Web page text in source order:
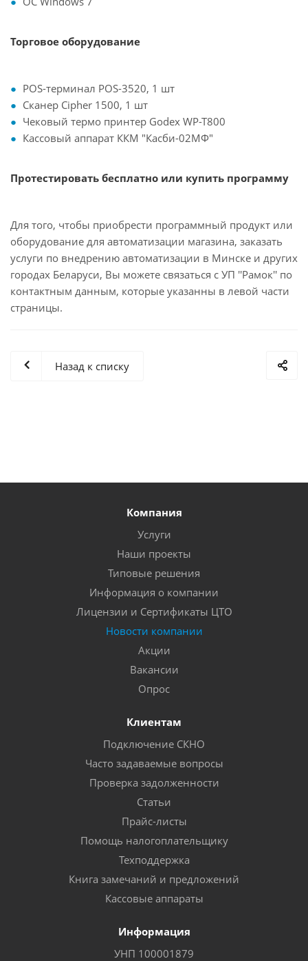
Торговое оборудование
POS-терминал POS-3520, 1 шт
Сканер Cipher 1500, 1 шт
Чековый термо принтер Godex WP-T800
Кассовый аппарат ККМ "Касби-02МФ"
Протестировать бесплатно или купить программу
Для того, чтобы приобрести программный продукт или
оборудование для автоматизации магазина, заказать
услуги по внедрению автоматизации в Минске и других
городах Беларуси, Вы можете связаться с УП ''Рамок'' по
контактным данным, которые указанны в левой части
страницы.
Назад к списку
Компания
Услуги
Наши проекты
Типовые решения
Информация о компании
Лицензии и Сертификаты ЦТО
Новости компании
Акции
Вакансии
Опрос
Клиентам
Подключение СКНО
Часто задаваемые вопросы
Проверка задолженности
Статьи
Прайс-листы
Помощь налогоплательщику
Техподдержка
Книга замечаний и предложений
Кассовые аппараты
Информация
УНП 100001879